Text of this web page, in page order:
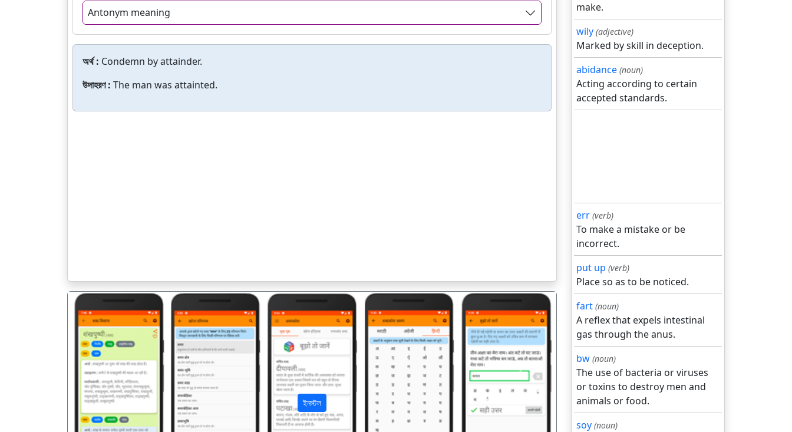
Antonym meaning
অর্থ : Condemn by attainder.
উদাহরণ : The man was attainted.
ইনস্টল
पिछला अगला
make.
wily (adjective)
Marked by skill in deception.
abidance (noun)
Acting according to certain
accepted standards.
err (verb)
To make a mistake or be
incorrect.
put up (verb)
Place so as to be noticed.
fart (noun)
A reflex that expels intestinal
gas through the anus.
bw (noun)
The use of bacteria or viruses
or toxins to destroy men and
animals or food.
soy (noun)